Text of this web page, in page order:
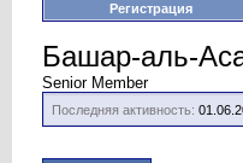
Регистрация
Башар-аль-
Senior Member
Последняя активность: